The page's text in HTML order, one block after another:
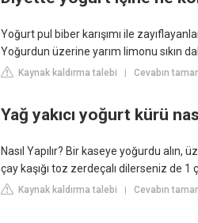
Yoğurt pul biber karışımı ile
Yoğurdun üzerine yarım limonu sıkın
Kaynak kaldırma talebi | Cevabın
Yağ yakıcı yoğurt kürü
Nasıl Yapılır? Bir kaseye yoğurdu alın,
çay kaşığı toz zerdeçalı dilerseniz de 1
Kaynak kaldırma talebi | Cevabın